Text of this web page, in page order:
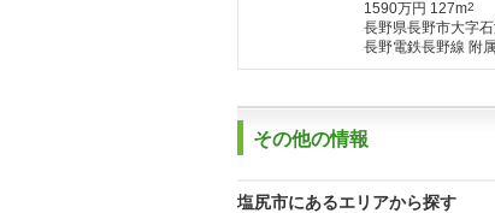
1590万円 127m2
長野県長野市大字
長野電鉄長野線 附
その他の情報
塩尻市にあるエリアから探す